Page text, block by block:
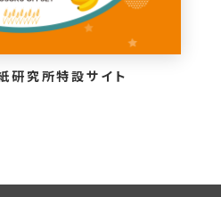
研究所特設サイト